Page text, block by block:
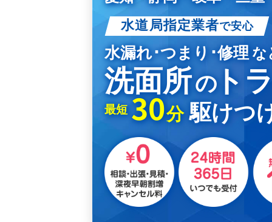
水道局指定業者で安心
水漏れ･つまり･修理 な
洗面所のト
最短 30分 駆けつ